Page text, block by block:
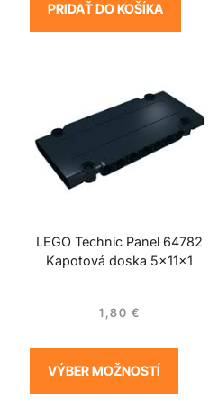
PRIDAŤ DO KOŠÍKA
LEGO Technic Panel 64782
Kapotová doska 5x11x1
1,80 €
VÝBER MOŽNOSTÍ